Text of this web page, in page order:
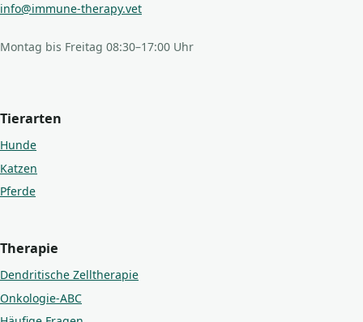
info@immune-therapy.vet
Montag bis Freitag 08:30–17:00 Uhr
Tierarten
Hunde
Katzen
Pferde
Therapie
Dendritische Zelltherapie
Onkologie-ABC